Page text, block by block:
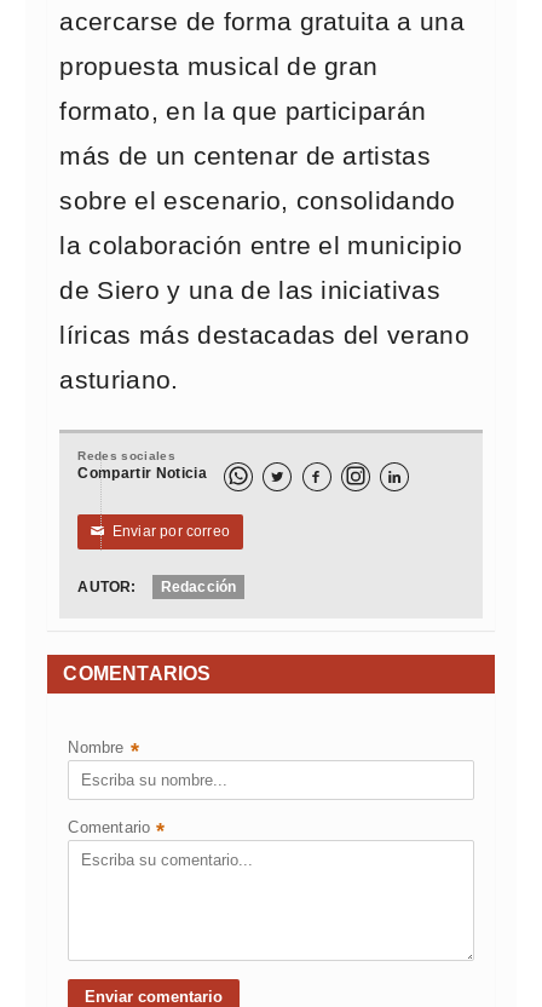
acercarse de forma gratuita a una
propuesta musical de gran
formato, en la que participarán
más de un centenar de artistas
sobre el escenario, consolidando
la colaboración entre el municipio
de Siero y una de las iniciativas
líricas más destacadas del verano
asturiano.
Redes sociales
Compartir Noticia   
✉ Enviar por correo
AUTOR: Redacción
COMENTARIOS
Nombre *
Comentario *